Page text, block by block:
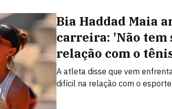
Bia Haddad Maia
carreira: 'Não
relação com o
A atleta disse que vem
difícil na relação com o esporte